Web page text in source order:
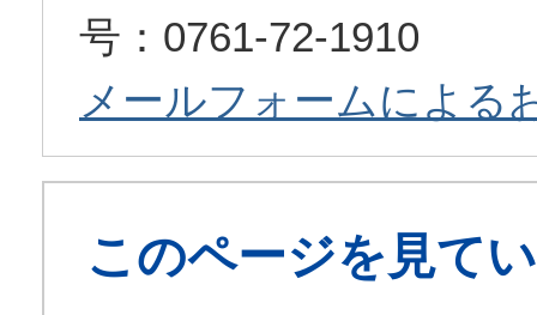
号：0761-72-1910
メールフォームによる
このページを見て